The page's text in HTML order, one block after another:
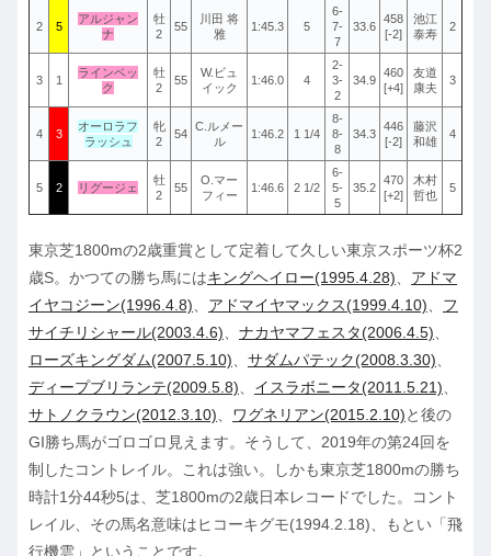
2 5
アルジャン
ナ
牡
2
55
川田 将
雅
1:45.3 5
6-
7-
7
33.6
458
[-2]
池江
泰寿
2
3 1
ラインベッ
ク
牡
2
55
W.ビュ
イック
1:46.0 4
2-
3-
2
34.9
460
[+4]
友道
康夫
3
4 3
オーロラフ
ラッシュ
牝
2
54
C.ルメー
ル
1:46.2 1 1/4
8-
8-
8
34.3
446
[-2]
藤沢
和雄
4
5 2 リグージェ
牡
2
55
O.マー
フィー
1:46.6 2 1/2
6-
5-
5
35.2
470
[+2]
木村
哲也
5
東京芝1800mの2歳重賞として定着して久しい東京スポーツ杯2
歳S。かつての勝ち馬にはキングヘイロー(1995.4.28)
アドマ
イヤコジーン(1996.4.8)
アドマイヤマックス(1999.4.10)
フ
サイチリシャール(2003.4.6)
ナカヤマフェスタ(2006.4.5)
ローズキングダム(2007.5.10)
サダムパテック(2008.3.30)
ディープブリランテ(2009.5.8)
イスラボニータ(2011.5.21)
サトノクラウン(2012.3.10)
ワグネリアン(2015.2.10)と後の
GI勝ち馬がゴロゴロ見えます。そうして、2019年の第24回を
制したコントレイル。これは強い。しかも東京芝1800mの勝ち
時計1分44秒5は、芝1800mの2歳日本レコードでした。コント
レイル、その馬名意味はヒコーキグモ(1994.2.18)、もとい「飛
行機雲」ということです。